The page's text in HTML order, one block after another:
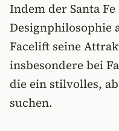
Indem der Santa
Designphilosophie
Facelift seine
insbesondere bei
die ein stilvolles,
suchen.